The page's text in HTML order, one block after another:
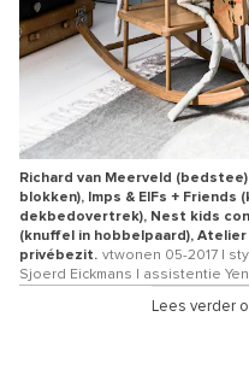
Richard van Meerveld
blokken), Imps & ElFs +
dekbedovertrek), Nest kids
(knuffel in hobbelpaard),
privébezit. vtwonen 05-2017 |
Sjoerd Eickmans | assistentie
Lees verder